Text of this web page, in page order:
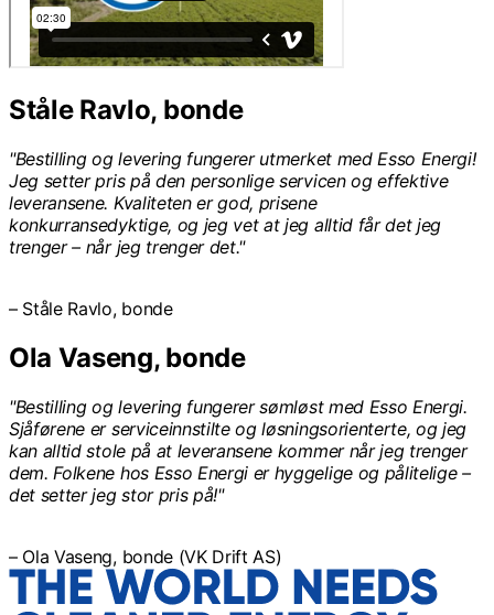
Ståle Ravlo, bonde
"Bestilling og levering fungerer utmerket med Esso Energi!
Jeg setter pris på den personlige servicen og effektive
leveransene. Kvaliteten er god, prisene
konkurransedyktige, og jeg vet at jeg alltid får det jeg
trenger – når jeg trenger det."
– Ståle Ravlo, bonde
Ola Vaseng, bonde
"Bestilling og levering fungerer sømløst med Esso Energi.
Sjåførene er serviceinnstilte og løsningsorienterte, og jeg
kan alltid stole på at leveransene kommer når jeg trenger
dem. Folkene hos Esso Energi er hyggelige og pålitelige –
det setter jeg stor pris på!"
– Ola Vaseng, bonde (VK Drift AS)